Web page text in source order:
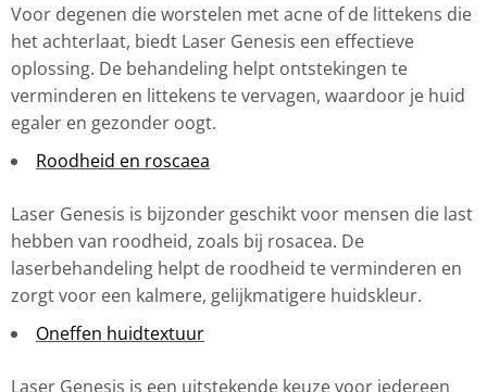
Voor degenen die worstelen met acne of de littekens die
het achterlaat, biedt Laser Genesis een effectieve
oplossing. De behandeling helpt ontstekingen te
verminderen en littekens te vervagen, waardoor je huid
egaler en gezonder oogt.
Roodheid en roscaea
Laser Genesis is bijzonder geschikt voor mensen die last
hebben van roodheid, zoals bij rosacea. De
laserbehandeling helpt de roodheid te verminderen en
zorgt voor een kalmere, gelijkmatigere huidskleur.
Oneffen huidtextuur
Laser Genesis is een uitstekende keuze voor iedereen